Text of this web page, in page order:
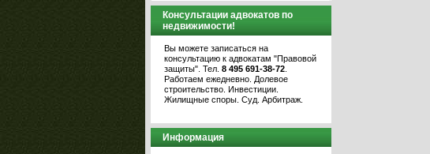
Консультации адвокатов по
недвижимости!
Вы можете записаться на
консультацию к адвокатам "Правовой
защиты". Тел. 8 495 691-38-72
Работаем ежедневно. Долевое
строительство. Инвестиции.
Жилищные споры. Суд. Арбитраж.
Информация